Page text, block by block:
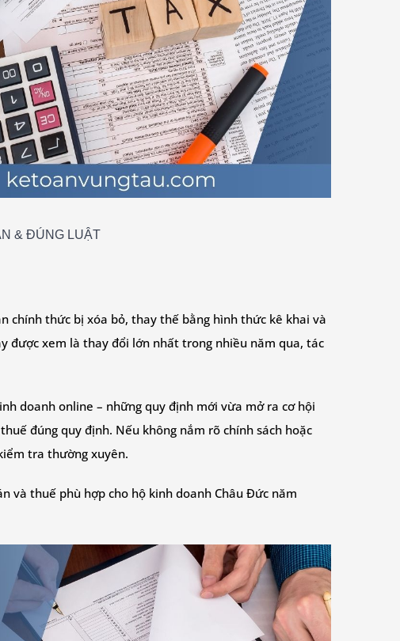
& ĐÚNG LUẬT
chính thức bị xóa bỏ, thay thế bằng hình thức kê khai và
được xem là thay đổi lớn nhất trong nhiều năm qua, tác
doanh online – những quy định mới vừa mở ra cơ hội
đúng quy định. Nếu không nắm rõ chính sách hoặc
tra thường xuyên.
và thuế phù hợp cho hộ kinh doanh Châu Đức năm